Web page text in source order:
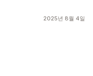
2025년 8월 4일